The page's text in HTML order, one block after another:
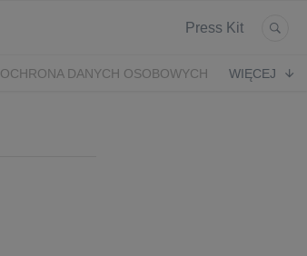
Press Kit
OCHRONA DANYCH OSOBOWYCH
WIĘCEJ